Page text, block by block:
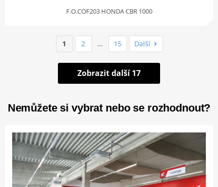
F.O.COF203 HONDA CBR 1000
1 2 … 15 Další
Zobrazit další 17
Nemůžete si vybrat nebo se rozhodnout?